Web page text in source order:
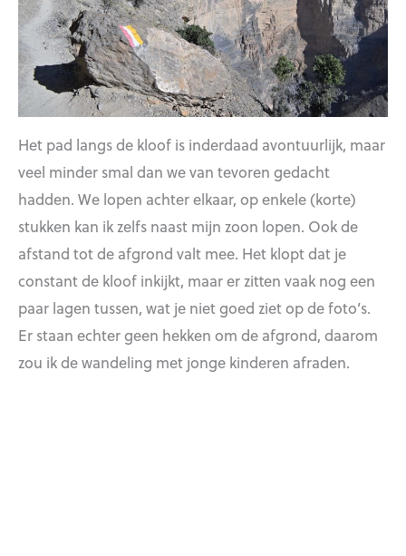
Het pad langs de kloof is inderdaad avontuurlijk, maar
veel minder smal dan we van tevoren gedacht
hadden. We lopen achter elkaar, op enkele (korte)
stukken kan ik zelfs naast mijn zoon lopen. Ook de
afstand tot de afgrond valt mee. Het klopt dat je
constant de kloof inkijkt, maar er zitten vaak nog een
paar lagen tussen, wat je niet goed ziet op de foto’s.
Er staan echter geen hekken om de afgrond, daarom
zou ik de wandeling met jonge kinderen afraden.